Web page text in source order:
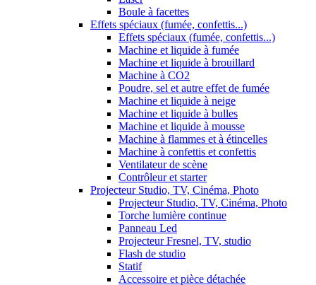
Boule à facettes
Effets spéciaux (fumée, confettis...)
Effets spéciaux (fumée, confettis...)
Machine et liquide à fumée
Machine et liquide à brouillard
Machine à CO2
Poudre, sel et autre effet de fumée
Machine et liquide à neige
Machine et liquide à bulles
Machine et liquide à mousse
Machine à flammes et à étincelles
Machine à confettis et confettis
Ventilateur de scène
Contrôleur et starter
Projecteur Studio, TV, Cinéma, Photo
Projecteur Studio, TV, Cinéma, Photo
Torche lumière continue
Panneau Led
Projecteur Fresnel, TV, studio
Flash de studio
Statif
Accessoire et pièce détachée